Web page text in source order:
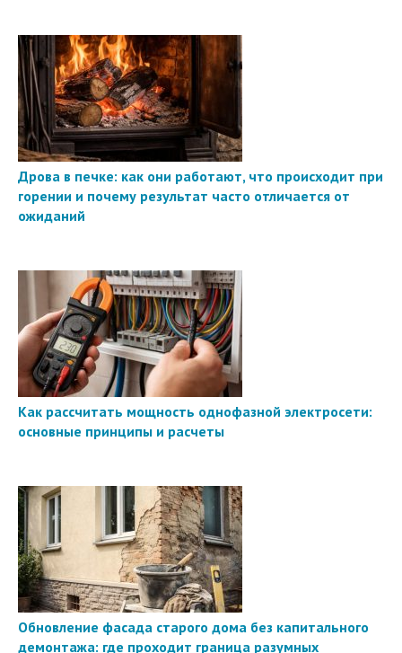
Дрова в печке: как они работают, что происходит при
горении и почему результат часто отличается от
ожиданий
Как рассчитать мощность однофазной электросети:
основные принципы и расчеты
Обновление фасада старого дома без капитального
демонтажа: где проходит граница разумных